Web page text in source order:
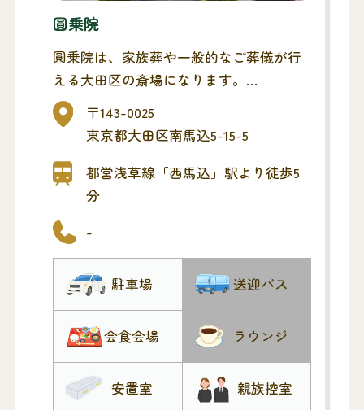
圓乗院
圓乗院は、家族葬や一般的なご葬儀が行
える大田区の斎場になります。
お通夜・告別式(ご葬儀)までを同斎場で
とり行い、最寄りの火葬場へ移動する流
れになります。また、1日1組貸切タイプ
なので、他家と交わることなく、ゆっく
りお見送りいただけます。
不動明王をご本尊に頂く真言宗の旧刹で
す。
法要等の際に皆様にご利用いただける客
殿がございます。バリアフリー設備の
他、畳敷きの廊下、備え付けの車いすな
ど皆様にご不自由の無いよう様々な工夫
を凝らしています。当山お参りの際には
ぜひお気軽にお立ち寄りいただき、新し
いコミュニティスペースとして存分にご
〒143-0025
東京都大田区南馬込5-15-5
都営浅草線「西馬込」駅より徒歩5
分
-
駐車場 送迎バス
会食会場 ラウンジ
安置室 親族控室